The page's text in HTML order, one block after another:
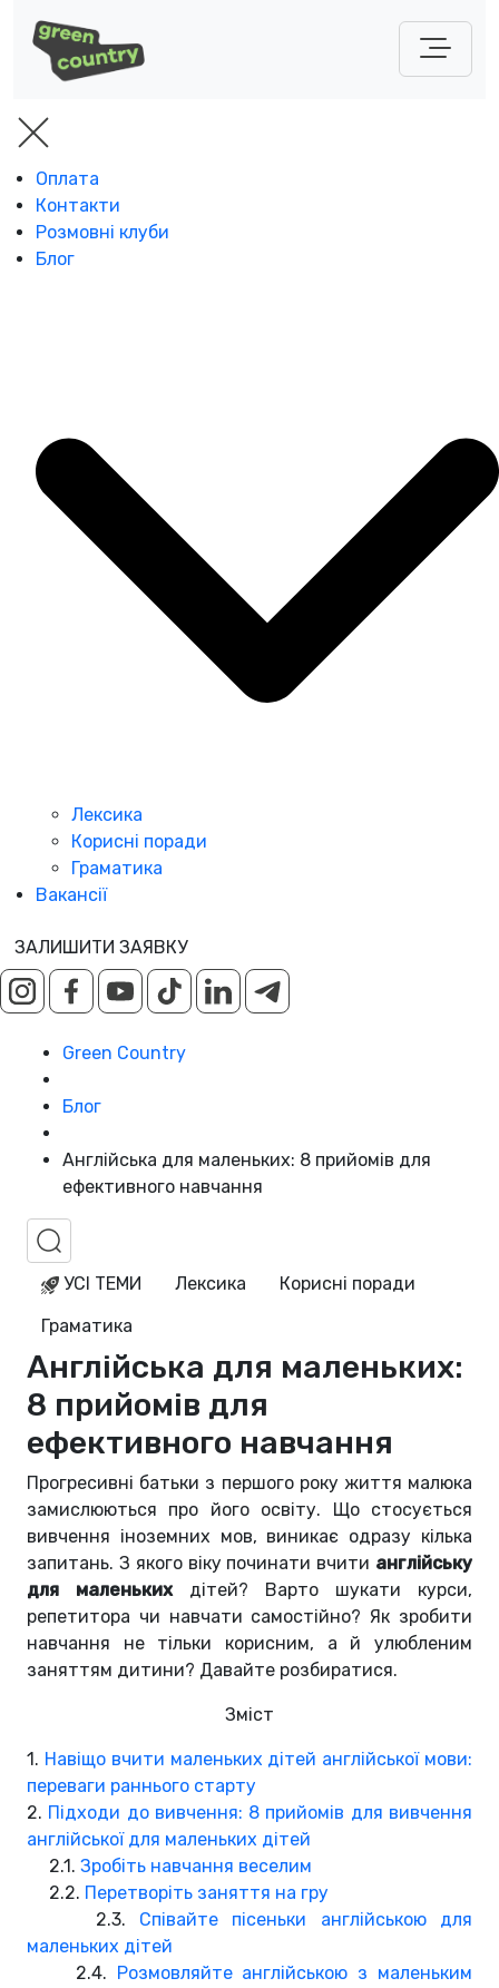
Оплата
Контакти
Розмовні клуби
Блог
Лексика
Корисні поради
Граматика
Вакансії
ЗАЛИШИТИ ЗАЯВКУ
Green Country
Блог
Англійська для маленьких: 8 прийомів для
ефективного навчання
УСІ ТЕМИ Лексика
Корисні поради
Граматика
Англійська для маленьких:
8 прийомів для
ефективного навчання
Прогресивні батьки з першого року життя малюка
замислюються про його освіту. Що стосується
вивчення іноземних мов, виникає одразу кілька
запитань. З якого віку починати вчити англійську
для маленькихдітей? Варто шукати курси,
репетитора чи навчати самостійно? Як зробити
навчання не тільки корисним, а й улюбленим
заняттям дитини? Давайте розбиратися.
Зміст
1. Навіщо вчити маленьких дітей англійської мови:
переваги раннього старту
2. Підходи до вивчення: 8 прийомів для вивчення
англійської для маленьких дітей
2.1. Зробіть навчання веселим
2.2. Перетворіть заняття на гру
2.3. Співайте пісеньки англійською для
маленьких дітей
2.4.
Розмовляйте англійською з маленьким